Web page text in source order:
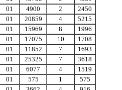
01 4900 2
2450
01 20859 4
5215
01 15969 8
1996
01 17075 10
1708
01 11852 7
1693
01 25325 7
3618
01 6077 4
1519
01 575 1
575